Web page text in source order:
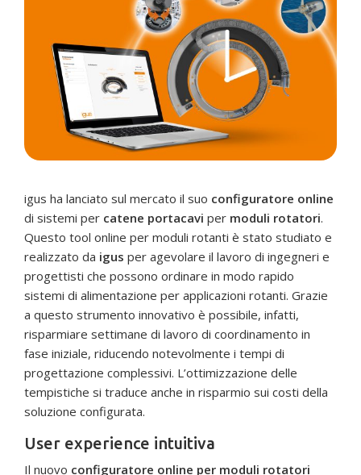
igus ha lanciato sul mercato il suo configuratore online
di sistemi per catene portacavi per moduli rotatori.
Questo tool online per moduli rotanti è stato studiato e
realizzato da igus per agevolare il lavoro di ingegneri e
progettisti che possono ordinare in modo rapido
sistemi di alimentazione per applicazioni rotanti. Grazie
a questo strumento innovativo è possibile, infatti,
risparmiare settimane di lavoro di coordinamento in
fase iniziale, riducendo notevolmente i tempi di
progettazione complessivi. L’ottimizzazione delle
tempistiche si traduce anche in risparmio sui costi della
soluzione configurata.
User experience intuitiva
Il nuovo configuratore online per moduli rotatori